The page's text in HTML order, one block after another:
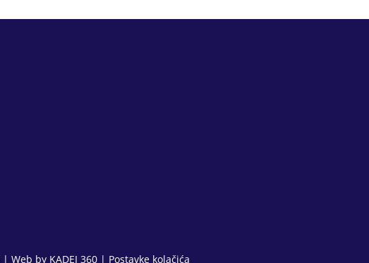
| Web by KADEI 360| Postavke kolačića